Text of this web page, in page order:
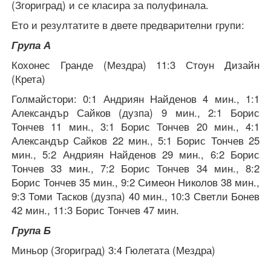
(Згориград) и се класира за полуфинала.
Ето и резултатите в двете предварителни групи:
Група А
Кохонес Гранде (Мездра) 11:3 Стоун Дизайн
(Крета)
Голмайстори: 0:1 Андриян Найденов 4 мин., 1:1
Александър Сайков (дузпа) 9 мин., 2:1 Борис
Тончев 11 мин., 3:1 Борис Тончев 20 мин., 4:1
Александър Сайков 22 мин., 5:1 Борис Тончев 25
мин., 5:2 Андриян Найденов 29 мин., 6:2 Борис
Тончев 33 мин., 7:2 Борис Тончев 34 мин., 8:2
Борис Тончев 35 мин., 9:2 Симеон Николов 38 мин.,
9:3 Томи Тасков (дузпа) 40 мин., 10:3 Светли Бонев
42 мин., 11:3 Борис Тончев 47 мин.
Група Б
Миньор (Згориград) 3:4 Гюлетата (Мездра)